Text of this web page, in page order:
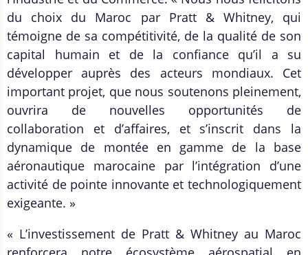
du choix du Maroc par Pratt & Whitney, qui
témoigne de sa compétitivité, de la qualité de son
capital humain et de la confiance qu’il a su
développer auprès des acteurs mondiaux. Cet
important projet, que nous soutenons pleinement,
ouvrira de nouvelles opportunités de
collaboration et d’affaires, et s’inscrit dans la
dynamique de montée en gamme de la base
aéronautique marocaine par l’intégration d’une
activité de pointe innovante et technologiquement
exigeante. »
« L’investissement de Pratt & Whitney au Maroc